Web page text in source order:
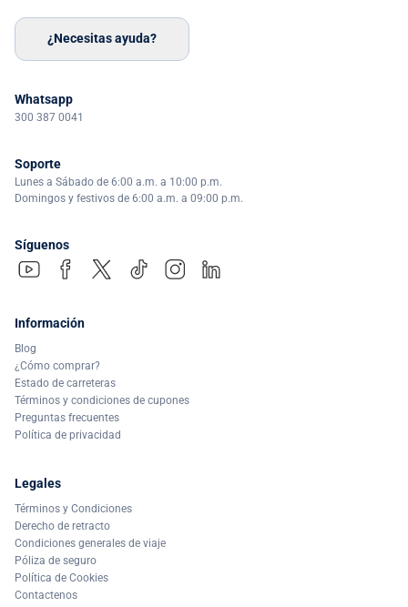
¿Necesitas ayuda?
Whatsapp
300 387 0041
Soporte
Lunes a Sábado de 6:00 a.m. a 10:00 p.m.
Domingos y festivos de 6:00 a.m. a 09:00 p.m.
Síguenos
Información
Blog
¿Cómo comprar?
Estado de carreteras
Términos y condiciones de cupones
Preguntas frecuentes
Política de privacidad
Legales
Términos y Condiciones
Derecho de retracto
Condiciones generales de viaje
Póliza de seguro
Política de Cookies
Contactenos